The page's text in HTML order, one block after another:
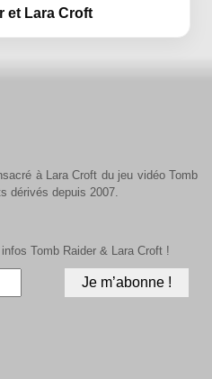
et Lara Croft
à Lara Croft du jeu vidéo Tomb
dérivés depuis 2007.
Tomb Raider & Lara Croft !